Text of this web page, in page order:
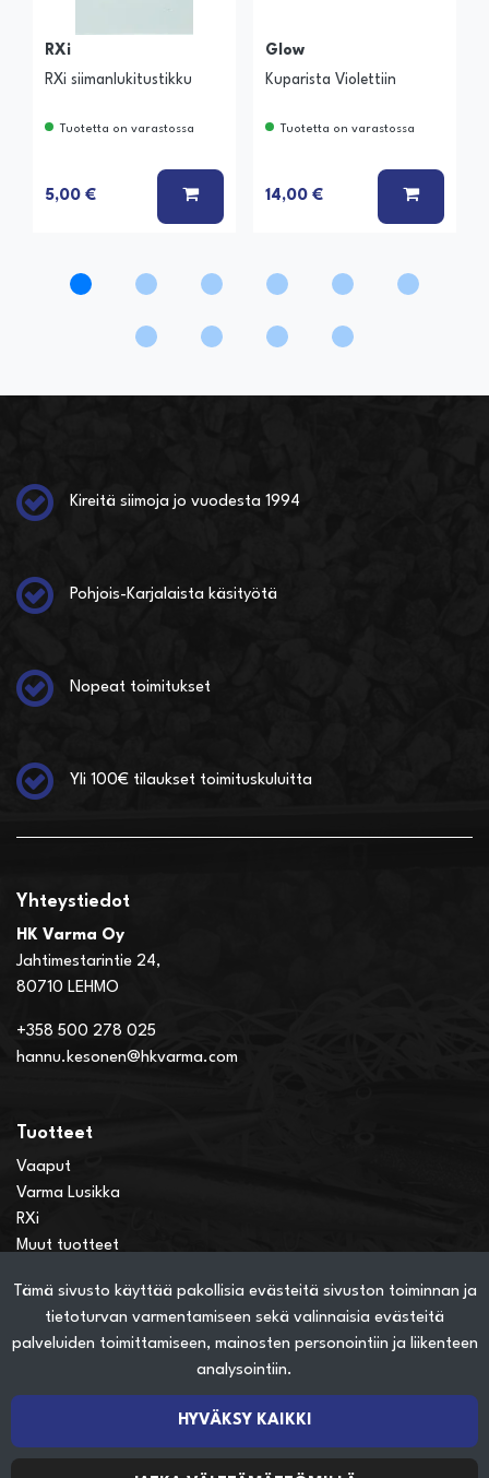
Tämä sivusto käyttää pakollisia evästeitä sivuston toiminnan ja
tietoturvan varmentamiseen sekä valinnaisia evästeitä
palveluiden toimittamiseen, mainosten personointiin ja liikenteen
analysointiin.
HYVÄKSY KAIKKI
RXi
RXi siimanlukitustikku
Tuotetta on varastossa
5,00 € LISÄÄ KORIIN
Glow
Kuparista Violettiin
Tuotetta on varastossa
14,00 € LISÄÄ
Kireitä siimoja jo vuodesta 1994
Pohjois-Karjalaista käsityötä
Nopeat toimitukset
Yli 100€ tilaukset toimituskuluitta
Yhteystiedot
HK Varma Oy
Jahtimestarintie 24,
80710 LEHMO
+358 500 278 025
hannu.kesonen@hkvarma.com
Tuotteet
Vaaput
Varma Lusikka
RXi
Muut tuotteet
Verkkokauppainfo
Näin teet ostoksia verkkokaupassa